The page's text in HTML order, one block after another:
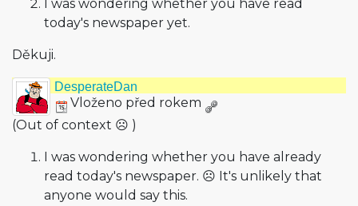
I was wondering whether you have read
today's newspa­per yet.
Děkuji.
DesperateDan
Vloženo před rokem
(Out of context ☹️ )
I was wondering whether you have already
read today's newspaper. ☹️ It's unlikely that
anyone would say this.